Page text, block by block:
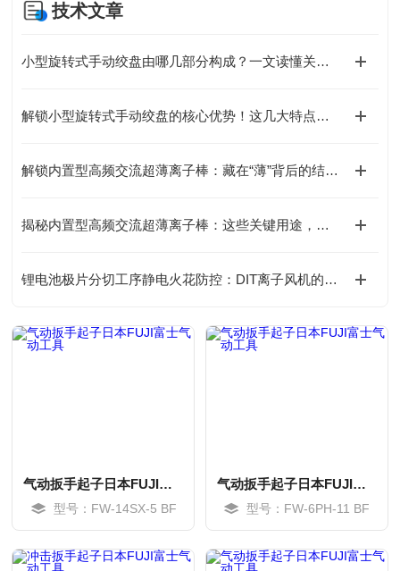
技术文章
小型旋转式手动绞盘由哪几部分构成？一文读懂关键组成！
解锁小型旋转式手动绞盘的核心优势！这几大特点，让操作更省心
解锁内置型高频交流超薄离子棒：藏在“薄”背后的结构巧思
揭秘内置型高频交流超薄离子棒：这些关键用途，你可能还没了解！
锂电池极片分切工序静电火花防控：DIT离子风机的防爆安全处理方案
气动扳手起子日本FUJI富士气动工具
型号：FW-14SX-5 BF
气动扳手起子日本FUJI富士气动工具
型号：FW-6PH-11 BF